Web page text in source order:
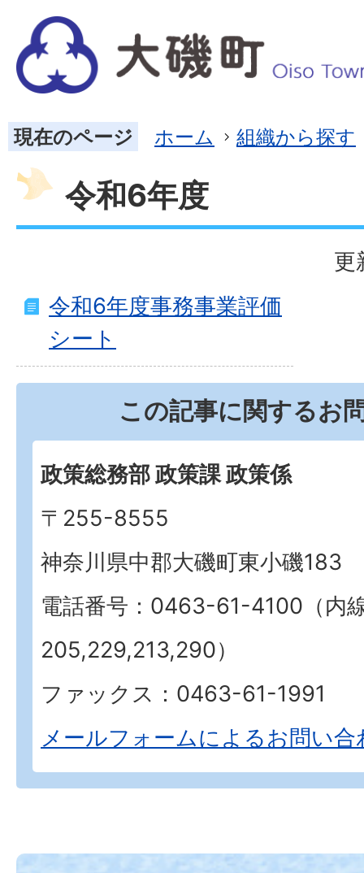
現在のページ ホーム 組織から探す
令和6年度
更
令和6年度事務事業評価
シート
この記事に関するお
政策総務部 政策課 政策係
〒255-8555
神奈川県中郡大磯町東小磯183
電話番号：0463-61-4100（内
205,229,213,290）
ファックス：0463-61-1991
メールフォームによるお問い合